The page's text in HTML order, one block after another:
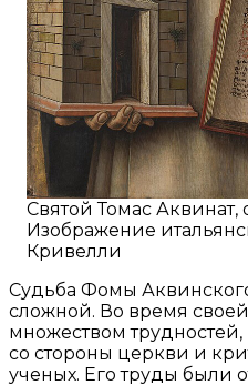
Святой Томас
Изображение
Кривелли
Судьба Фомы
сложной. Во время
множеством
со стороны церкви и
ученых. Его труды были